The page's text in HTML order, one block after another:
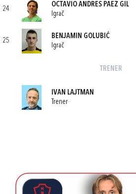
24
OCTAVIO ANDRES PAEZ GIL
Igrač
25
BENJAMIN GOLUBIĆ
Igrač
TRENER
IVAN LAJTMAN
Trener